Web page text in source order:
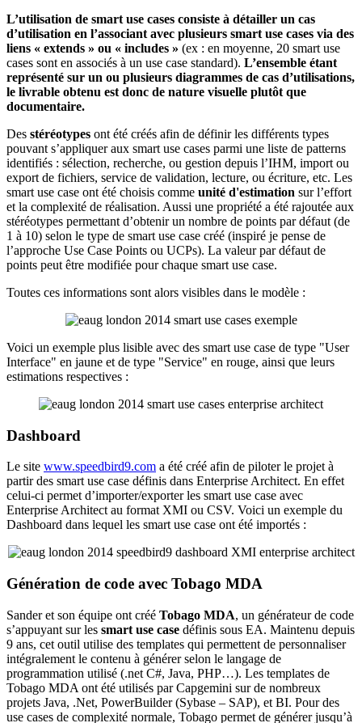
L’utilisation de smart use cases consiste à détailler un cas
d’utilisation en l’associant avec plusieurs smart use cases via des
liens « extends » ou « includes » (ex : en moyenne, 20 smart use
cases sont en associés à un use case standard). L’ensemble étant
représenté sur un ou plusieurs diagrammes de cas d’utilisations,
le livrable obtenu est donc de nature visuelle plutôt que
documentaire.
Des stéréotypes ont été créés afin de définir les différents types
pouvant s’appliquer aux smart use cases parmi une liste de patterns
identifiés : sélection, recherche, ou gestion depuis l’IHM, import ou
export de fichiers, service de validation, lecture, ou écriture, etc. Les
smart use case ont été choisis comme unité d'estimation sur l’effort
et la complexité de réalisation. Aussi une propriété a été rajoutée aux
stéréotypes permettant d’obtenir un nombre de points par défaut (de
1 à 10) selon le type de smart use case créé (inspiré je pense de
l’approche Use Case Points ou UCPs). La valeur par défaut de
points peut être modifiée pour chaque smart use case.
Toutes ces informations sont alors visibles dans le modèle :
Voici un exemple plus lisible avec des smart use case de type "User
Interface" en jaune et de type "Service" en rouge, ainsi que leurs
estimations respectives :
Dashboard
Le site www.speedbird9.com a été créé afin de piloter le projet à
partir des smart use case définis dans Enterprise Architect. En effet
celui-ci permet d’importer/exporter les smart use case avec
Enterprise Architect au format XMI ou CSV. Voici un exemple du
Dashboard dans lequel les smart use case ont été importés :
Génération de code avec Tobago MDA
Sander et son équipe ont créé Tobago MDA, un générateur de code
s’appuyant sur les smart use case définis sous EA. Maintenu depuis
9 ans, cet outil utilise des templates qui permettent de personnaliser
intégralement le contenu à générer selon le langage de
programmation utilisé (.net C#, Java, PHP…). Les templates de
Tobago MDA ont été utilisés par Capgemini sur de nombreux
projets Java, .Net, PowerBuilder (Sybase – SAP), et BI. Pour des
use cases de complexité normale, Tobago permet de générer jusqu’à